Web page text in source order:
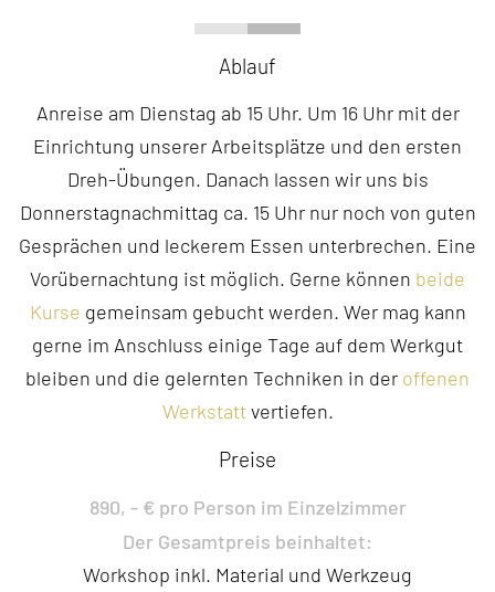
Ablauf
Anreise am Dienstag ab 15 Uhr. Um 16 Uhr mit der
Einrichtung unserer Arbeitsplätze und den ersten
Dreh-Übungen. Danach lassen wir uns bis
Donnerstagnachmittag ca. 15 Uhr nur noch von guten
Gesprächen und leckerem Essen unterbrechen. Eine
Vorübernachtung ist möglich. Gerne können beide
Kurse gemeinsam gebucht werden. Wer mag kann
gerne im Anschluss einige Tage auf dem Werkgut
bleiben und die gelernten Techniken in der offenen
Werkstattvertiefen.
Preise
890, - € pro Person im Einzelzimmer
Der Gesamtpreis beinhaltet:
Workshop inkl. Material und Werkzeug